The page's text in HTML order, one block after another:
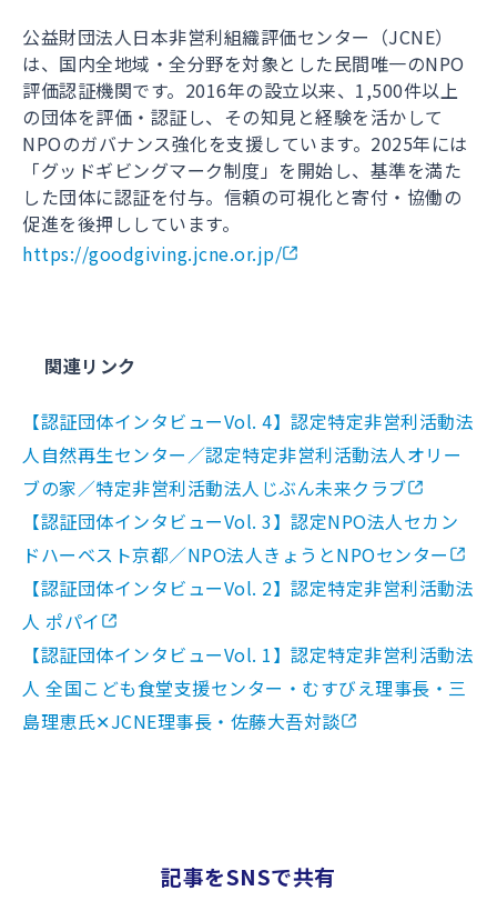
公益財団法人日本非営利組織評価センター（JCNE）
は、国内全地域・全分野を対象とした民間唯一のNPO
評価認証機関です。2016年の設立以来、1,500件以上
の団体を評価・認証し、その知見と経験を活かして
NPOのガバナンス強化を支援しています。2025年には
「グッドギビングマーク制度」を開始し、基準を満た
した団体に認証を付与。信頼の可視化と寄付・協働の
促進を後押ししています。
https://goodgiving.jcne.or.jp/
関連リンク
【認証団体インタビューVol. 4】認定特定非営利活動法
人自然再生センター／認定特定非営利活動法人オリー
ブの家／特定非営利活動法人じぶん未来クラブ
【認証団体インタビューVol. 3】認定NPO法人セカン
ドハーベスト京都／NPO法人きょうとNPOセンター
【認証団体インタビューVol. 2】認定特定非営利活動法
人 ポパイ
【認証団体インタビューVol. 1】認定特定非営利活動法
人 全国こども食堂支援センター・むすびえ理事長・三
島理恵氏✕JCNE理事長・佐藤大吾対談
記事をSNSで共有